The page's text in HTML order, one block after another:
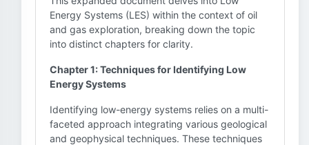
Energy Systems (LES) within the context of oil
and gas exploration, breaking down the topic
into distinct chapters for clarity.
Chapter 1: Techniques for Identifying Low
Energy Systems
Identifying low-energy systems relies on a multi-
faceted approach integrating various geological
and geophysical techniques. These techniques